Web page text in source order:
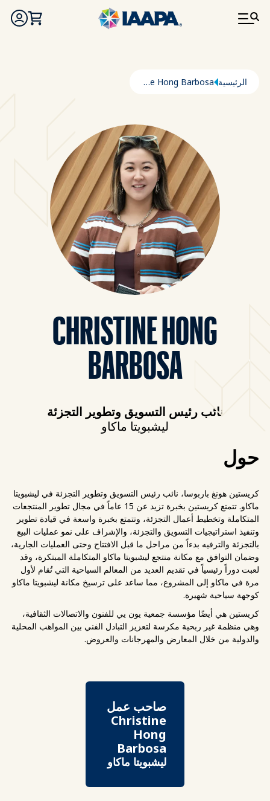
تجاوز إلى المحتوى الرئيسي
مسار التنقل
الرئيسية Christine Hong Barbosa
CHRISTINE HONG
BARBOSA
نائب رئيس التسويق وتطوير التجزئة
ليشبويتا ماكاو
حول
كريستين هونغ باربوسا، نائب رئيس التسويق وتطوير التجزئة في ليشبويتا
ماكاو. تتمتع كريستين بخبرة تزيد عن 15 عاماً في مجال تطوير المنتجعات
المتكاملة وتخطيط أعمال التجزئة، وتتمتع بخبرة واسعة في قيادة تطوير
وتنفيذ استراتيجيات التسويق والتجزئة، والإشراف على نمو عمليات البيع
بالتجزئة والترفيه بدءاً من مراحل ما قبل الافتتاح وحتى العمليات الجارية،
وضمان التوافق مع مكانة منتجع ليشبويتا ماكاو المتكاملة المبتكرة، وقد
لعبت دوراً رئيسياً في تقديم العديد من المعالم السياحية التي تُقام لأول
مرة في ماكاو إلى المشروع، مما ساعد على ترسيخ مكانة ليشبويتا ماكاو
كوجهة سياحية شهيرة.
كريستين هي أيضًا مؤسسة جمعية يون يي للفنون والاتصالات الثقافية،
وهي منظمة غير ربحية مكرسة لتعزيز التبادل الفني بين المواهب المحلية
والدولية من خلال المعارض والمهرجانات والعروض.
صاحب عمل
Christine
Hong
Barbosa
ليشبويتا ماكاو